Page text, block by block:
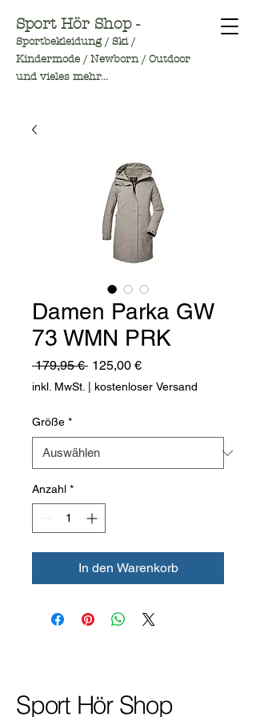
Sport Hör Shop -
Sportbekleidung / Ski /
Kindermode / Newborn / Outdoor
und vieles mehr...
Damen Parka GW
73 WMN PRK
179,95 € Standardpreis
125,00 €Sale-
Preis
inkl. MwSt. kostenloser Versand
Größe *
Anzahl *
In den Warenkorb
Sport Hör Shop